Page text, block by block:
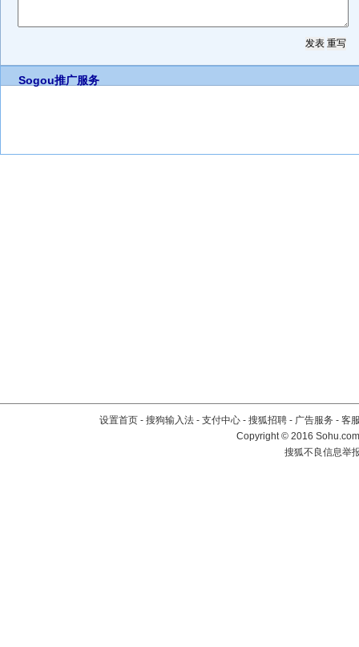
Sogou推广服务
设置首页 - 搜狗输入法 - 支付中心 - 搜狐招聘 - 广告服务 - 客
Copyright©2016
搜狐不良信息举